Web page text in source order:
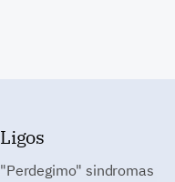
Ligos
"Perdegimo" sindromas